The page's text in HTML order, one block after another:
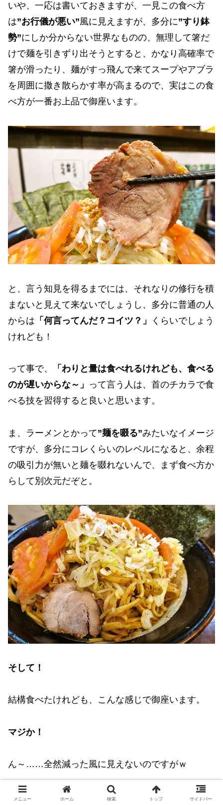
いや、一応は書いておきますが、一見この食べ方
は”お行儀が悪い”風に見えますが、多分に”すり鉢
勢”にしか分からない世界なものの、無理して箸だ
けで麺を引きずり出そうとすると、かなり高確率で
箸が滑ったり、麺がすっ飛んで来てスープやアブラ
を周囲に撒き散らかす率が高まるので、実はこの食
べ方が一番お上品で御座います。
と、言う知見を得るまでには、それなりの修行を積
まないと見えて来ないでしょうし、多分に普通の人
からは 「何言ってんだ？コイツ？」
くらいでしょう
けれども！
って事で、
「わりと量は食べれるけれども、食べる
のが遅いからな～」 って言う人は、首のチカラで食
べる技を習得すると良いと思います。
ま、ラーメンとかって”麺を啜る”みたいなイメージ
ですが、多分にコレくらいのレベルになると、余程
の吸引力が無いと麺を啜れないんで、まず食べ方か
らして別次元だぞと。
そして！
結構食べたけれども、こんな感じで御座います。
マジか！
ん～……全然減った風に見えないのですがｗ
体感的には、すでに小ラーメンは食べきった感じで
メニュー ホーム 検索 トップ サイドバー